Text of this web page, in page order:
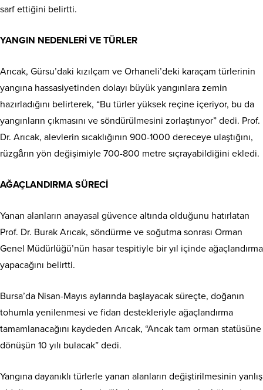
sarf ettiğini belirtti.
YANGIN NEDENLERİ VE TÜRLER
Arıcak, Gürsu’daki kızılçam ve Orhaneli’deki karaçam türlerinin
yangına hassasiyetinden dolayı büyük yangınlara zemin
hazırladığını belirterek, “Bu türler yüksek reçine içeriyor, bu da
yangınların çıkmasını ve söndürülmesini zorlaştırıyor” dedi. Prof.
Dr. Arıcak, alevlerin sıcaklığının 900-1000 dereceye ulaştığını,
rüzgârın yön değişimiyle 700-800 metre sıçrayabildiğini ekledi.
AĞAÇLANDIRMA SÜRECİ
Yanan alanların anayasal güvence altında olduğunu hatırlatan
Prof. Dr. Burak Arıcak, söndürme ve soğutma sonrası Orman
Genel Müdürlüğü’nün hasar tespitiyle bir yıl içinde ağaçlandırma
yapacağını belirtti.
Bursa’da Nisan-Mayıs aylarında başlayacak süreçte, doğanın
tohumla yenilenmesi ve fidan destekleriyle ağaçlandırma
tamamlanacağını kaydeden Arıcak, “Ancak tam orman statüsüne
dönüşün 10 yılı bulacak” dedi.
Yangına dayanıklı türlerle yanan alanların değiştirilmesinin yanlış